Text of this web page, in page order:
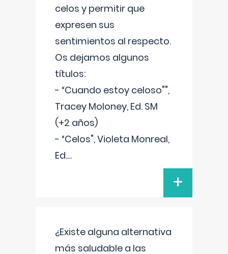
celos y permitir que
expresen sus
sentimientos al respecto.
Os dejamos algunos
títulos:
- “Cuando estoy celoso"",
Tracey Moloney, Ed. SM
(+2 años)
- “Celos", Violeta Monreal,
Ed....
+
¿Existe alguna alternativa
más saludable a las